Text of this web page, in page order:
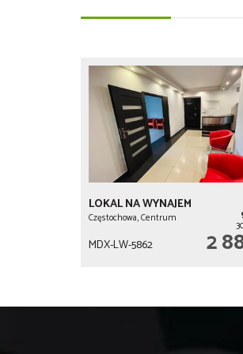
LOKAL NA WYNAJEM
Częstochowa, Centrum
MDX-LW-5862 2